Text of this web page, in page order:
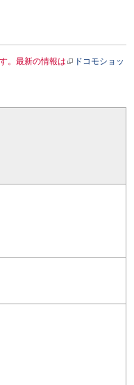
。最新の情報は
ドコモショッ